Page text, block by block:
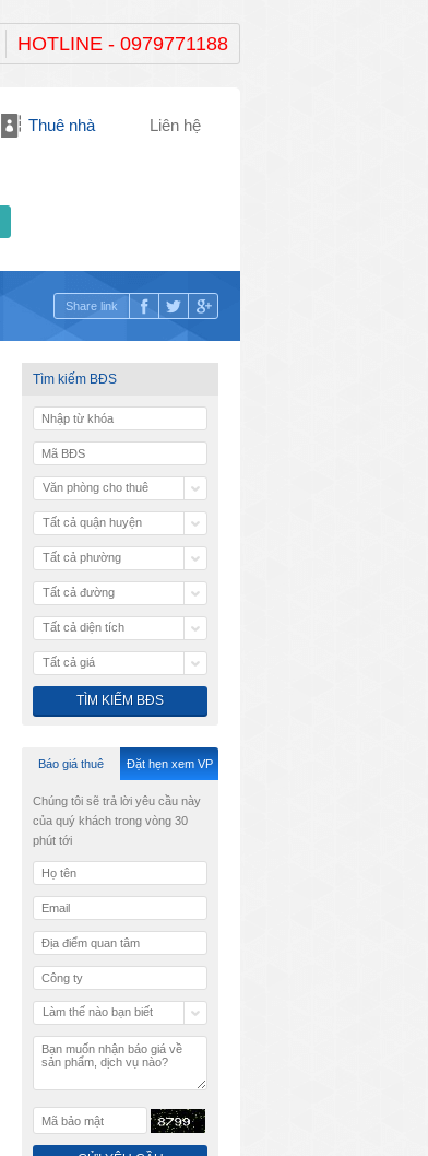
HOTLINE - 0979771188
Thuê nhà Liên hệ
Share link
Tìm kiếm BĐS
Văn phòng cho thuê
Tất cả quận huyện
Tất cả phường
Tất cả đường
Tất cả diện tích
Tất cả giá
Báo giá thuê Đặt hẹn xem VP
Chúng tôi sẽ trả lời yêu cầu này
của quý khách trong vòng 30
phút tới
Làm thế nào bạn biết